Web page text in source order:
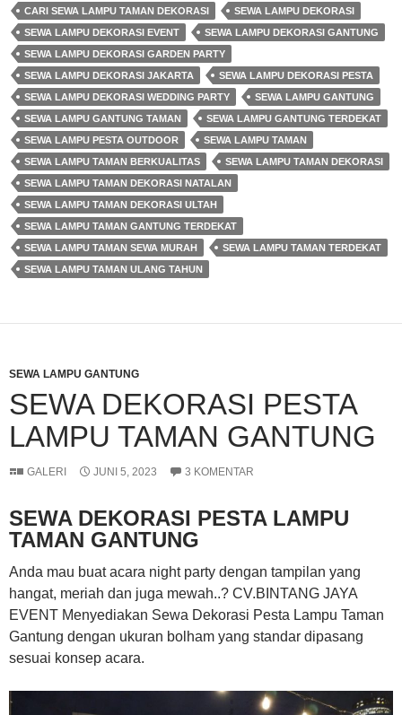
CARI SEWA LAMPU TAMAN DEKORASI
SEWA LAMPU DEKORASI
SEWA LAMPU DEKORASI EVENT
SEWA LAMPU DEKORASI GANTUNG
SEWA LAMPU DEKORASI GARDEN PARTY
SEWA LAMPU DEKORASI JAKARTA
SEWA LAMPU DEKORASI PESTA
SEWA LAMPU DEKORASI WEDDING PARTY
SEWA LAMPU GANTUNG
SEWA LAMPU GANTUNG TAMAN
SEWA LAMPU GANTUNG TERDEKAT
SEWA LAMPU PESTA OUTDOOR
SEWA LAMPU TAMAN
SEWA LAMPU TAMAN BERKUALITAS
SEWA LAMPU TAMAN DEKORASI
SEWA LAMPU TAMAN DEKORASI NATALAN
SEWA LAMPU TAMAN DEKORASI ULTAH
SEWA LAMPU TAMAN GANTUNG TERDEKAT
SEWA LAMPU TAMAN SEWA MURAH
SEWA LAMPU TAMAN TERDEKAT
SEWA LAMPU TAMAN ULANG TAHUN
SEWA LAMPU GANTUNG
SEWA DEKORASI PESTA
LAMPU TAMAN GANTUNG
GALERI JUNI 5, 2023 3 KOMENTAR
SEWA DEKORASI PESTA LAMPU
TAMAN GANTUNG
Anda mau buat acara night party dengan tampilan yang
hangat, meriah dan juga mewah..? CV.BINTANG JAYA
EVENT Menyediakan Sewa Dekorasi Pesta Lampu Taman
Gantung dengan ukuran bolham yang standar dipasang
sesuai konsep acara.